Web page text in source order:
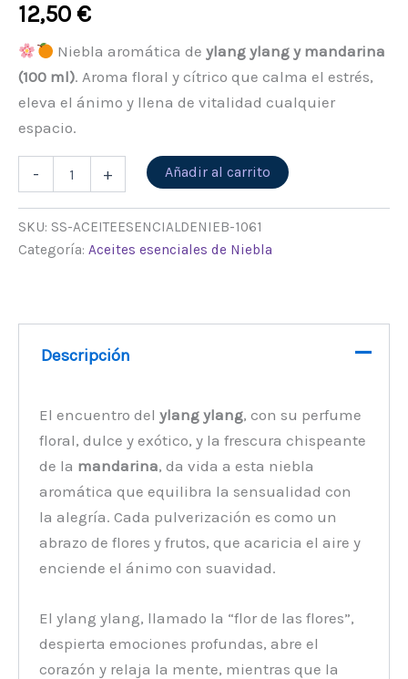
12,50 €
Niebla aromática de ylang ylang y mandarina
(100 ml). Aroma floral y cítrico que calma el estrés,
eleva el ánimo y llena de vitalidad cualquier
espacio.
- + Añadir al carrito
SKU: SS-ACEITEESENCIALDENIEB-1061
Categoría: Aceites esenciales de Niebla
Descripción
El encuentro delylang ylang, con su perfume
floral, dulce y exótico, y la frescura chispeante
de la mandarina, da vida a esta niebla
aromática que equilibra la sensualidad con
la alegría. Cada pulverización es como un
abrazo de flores y frutos, que acaricia el aire y
enciende el ánimo con suavidad.
El ylang ylang, llamado la “flor de las flores”,
despierta emociones profundas, abre el
corazón y relaja la mente, mientras que la